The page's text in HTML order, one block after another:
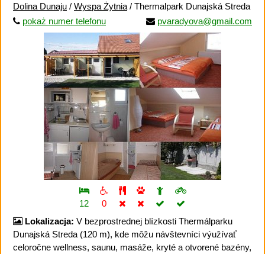
Dolina Dunaju / Wyspa Żytnia / Thermalpark Dunajská Streda
pokaż numer telefonu
pvaradyova@gmail.com
12
0
Lokalizacja: V bezprostrednej blízkosti Thermálparku
Dunajská Streda (120 m), kde môžu návštevníci výužívať
celoročne wellness, saunu, masáže, kryté a otvorené bazény,